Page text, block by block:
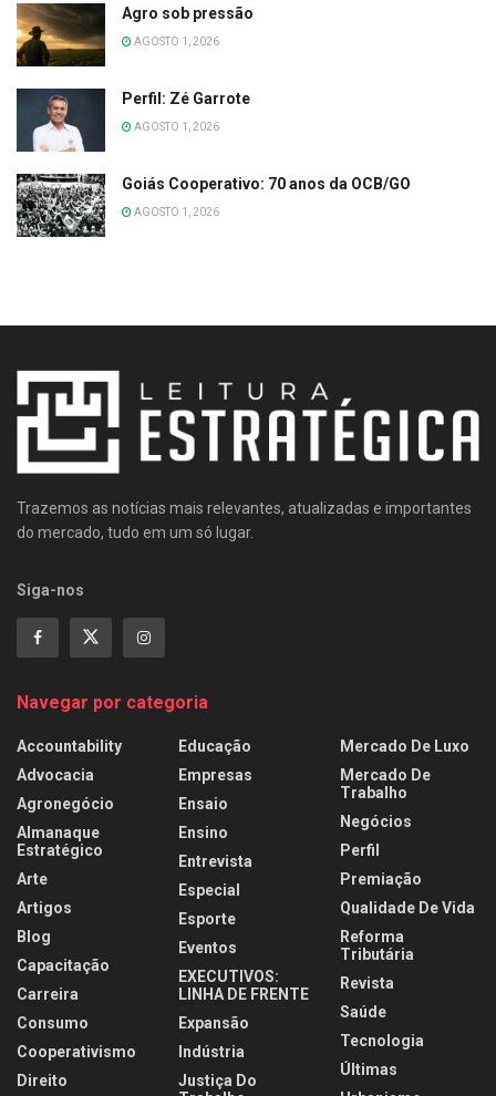
Agro sob pressão
AGOSTO 1, 2026
Perfil: Zé Garrote
AGOSTO 1, 2026
Goiás Cooperativo: 70 anos da OCB/GO
AGOSTO 1, 2026
Trazemos as notícias mais relevantes, atualizadas e importantes
do mercado, tudo em um só lugar.
Siga-nos
Navegar por categoria
Accountability
Advocacia
Agronegócio
Almanaque
Estratégico
Arte
Artigos
Blog
Capacitação
Carreira
Consumo
Cooperativismo
Direito
Educação
Empresas
Ensaio
Ensino
Entrevista
Especial
Esporte
Eventos
EXECUTIVOS:
LINHA DE FRENTE
Expansão
Indústria
Justiça Do
Mercado De Luxo
Mercado De
Trabalho
Negócios
Perfil
Premiação
Qualidade De Vida
Reforma
Tributária
Revista
Saúde
Tecnologia
Últimas